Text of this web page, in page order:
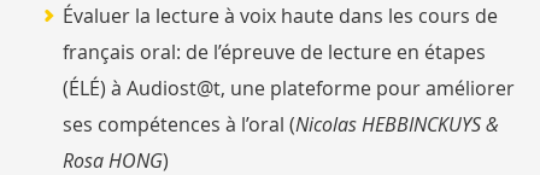
Évaluer la lecture à voix haute dans les cours de
français oral: de l’épreuve de lecture en étapes
(ÉLÉ) à Audiost@t, une plateforme pour améliorer
ses compétences à l’oral (Nicolas HEBBINCKUYS &
Rosa HONG)